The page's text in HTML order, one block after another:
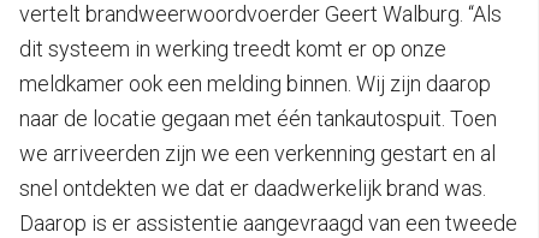
vertelt brandweerwoordvoerder Geert Walburg. “Als
dit systeem in werking treedt komt er op onze
meldkamer ook een melding binnen. Wij zijn daarop
naar de locatie gegaan met één tankautospuit. Toen
we arriveerden zijn we een verkenning gestart en al
snel ontdekten we dat er daadwerkelijk brand was.
Daarop is er assistentie aangevraagd van een tweede